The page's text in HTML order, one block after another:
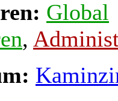
Global
,